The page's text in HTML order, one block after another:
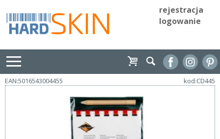
rejestracja
logowanie
EAN:5016543004455 kod:CD445